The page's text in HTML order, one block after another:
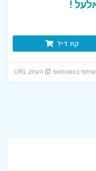
קח דיל
שיתוף בוואטסאפ העתק URL